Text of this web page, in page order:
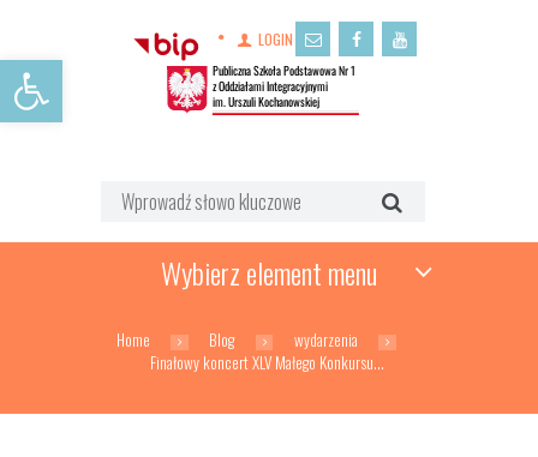
Open toolbar
LOGIN
Wybierz element menu
Home Blog
wydarzenia
Finałowy koncert XLV Małego Konkursu...